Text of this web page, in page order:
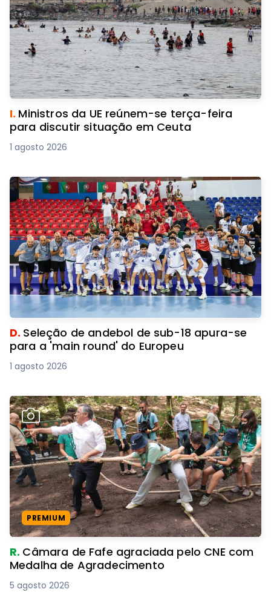
I. Ministros da UE reúnem-se terça-feira
para discutir situação em Ceuta
1 agosto 2026
D. Seleção de andebol de sub-18 apura-se
para a 'main round' do Europeu
1 agosto 2026
PREMIUM
R. Câmara de Fafe agraciada pelo CNE com
Medalha de Agradecimento
5 agosto 2026